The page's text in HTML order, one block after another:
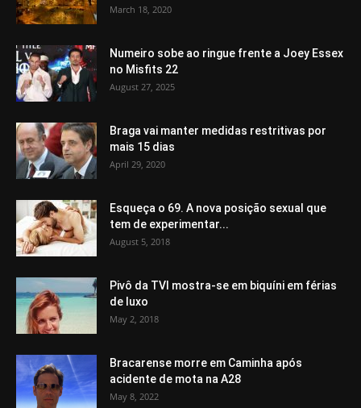
March 18, 2020
Numeiro sobe ao ringue frente a Joey Essex
no Misfits 22
August 27, 2025
Braga vai manter medidas restritivas por
mais 15 dias
April 29, 2020
Esqueça o 69. A nova posição sexual que
tem de experimentar...
August 5, 2018
Pivô da TVI mostra-se em biquíni em férias
de luxo
May 2, 2018
Bracarense morre em Caminha após
acidente de mota na A28
May 8, 2022